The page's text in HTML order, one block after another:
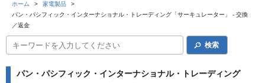
ホーム > 家電製品
>
パン・パシフィック・インターナショナル・トレーディング「サーキュレーター」 - 交換
／返金
検索
パン・パシフィック・インターナショナル・トレーディング